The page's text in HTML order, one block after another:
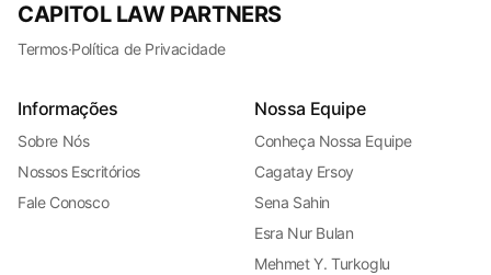
CAPITOL LAW PARTNERS
Termos·Política de Privacidade
Informações
Sobre Nós
Nossos Escritórios
Fale Conosco
Nossa Equipe
Conheça Nossa Equipe
Cagatay Ersoy
Sena Sahin
Esra Nur Bulan
Mehmet Y. Turkoglu